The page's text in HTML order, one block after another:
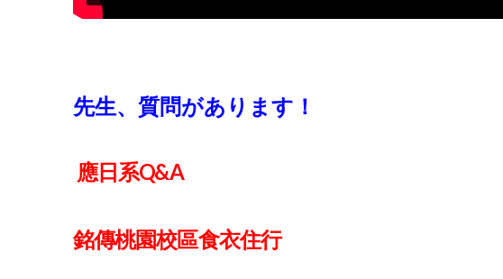
先生、質問があります！
應日系Q&A
銘傳桃園校區食衣住行